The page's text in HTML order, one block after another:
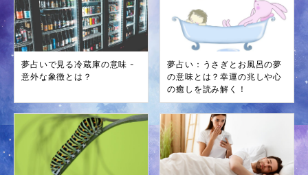
夢占いで見る冷蔵庫の意味 -
意外な象徴とは？
夢占い：うさぎとお風呂の夢
の意味とは？幸運の兆しや心
の癒しを読み解く！